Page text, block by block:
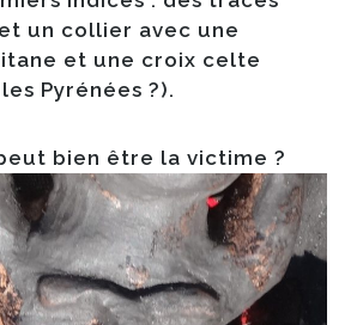
un collier avec une
et une croix celte
Pyrénées ?).
bien être la victime ?